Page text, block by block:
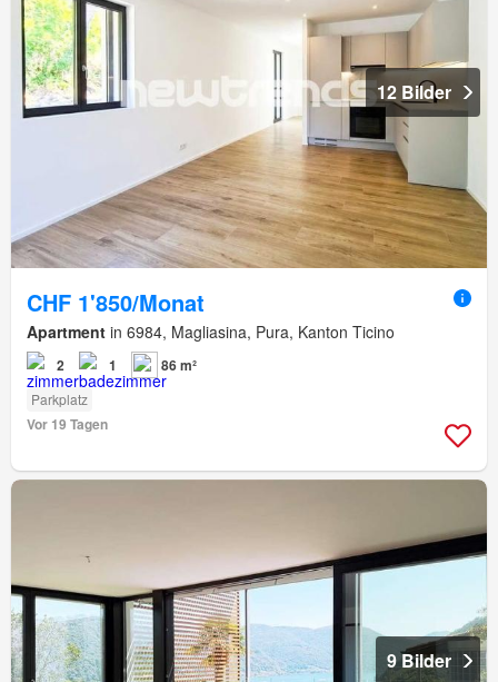
12 Bilder
CHF 1'850/Monat
Apartment in 6984, Magliasina, Pura, Kanton Ticino
2 1 86 m²
Parkplatz
Vor 19 Tagen
9 Bilder